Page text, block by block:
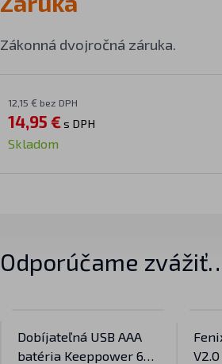
Zákonná dvojročná záruka.
12,15 € bez DPH
14,95 € s DPH
Skladom
Odporúčame
Dobíjateľná USB AAA
batéria Keeppower 667
V2.0